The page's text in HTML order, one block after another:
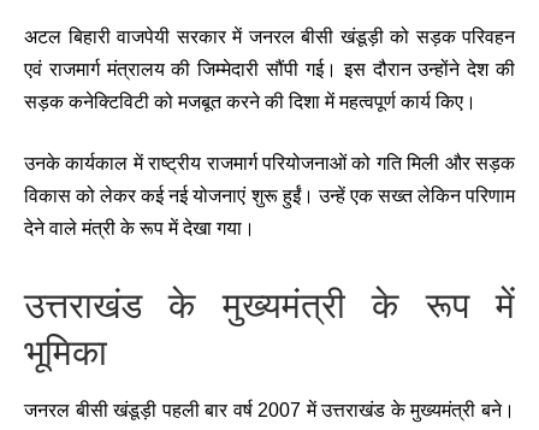
अटल बिहारी वाजपेयी सरकार में जनरल बीसी खंडूड़ी को सड़क परिवहन
एवं राजमार्ग मंत्रालय की जिम्मेदारी सौंपी गई। इस दौरान उन्होंने देश की
सड़क कनेक्टिविटी को मजबूत करने की दिशा में महत्वपूर्ण कार्य किए।
उनके कार्यकाल में राष्ट्रीय राजमार्ग परियोजनाओं को गति मिली और सड़क
विकास को लेकर कई नई योजनाएं शुरू हुईं। उन्हें एक सख्त लेकिन परिणाम
देने वाले मंत्री के रूप में देखा गया।
उत्तराखंड के मुख्यमंत्री के रूप में
भूमिका
जनरल बीसी खंडूड़ी पहली बार वर्ष 2007 में उत्तराखंड के मुख्यमंत्री बने।